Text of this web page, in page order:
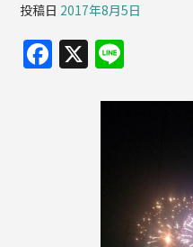
投稿日 2017年8月5日
F
a
X
e